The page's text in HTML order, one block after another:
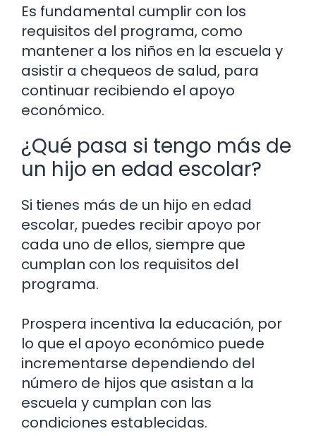
Es fundamental cumplir con los
requisitos del programa, como
mantener a los niños en la escuela y
asistir a chequeos de salud, para
continuar recibiendo el apoyo
económico.
¿Qué pasa si tengo más de
un hijo en edad escolar?
Si tienes más de un hijo en edad
escolar, puedes recibir apoyo por
cada uno de ellos, siempre que
cumplan con los requisitos del
programa.
Prospera incentiva la educación, por
lo que el apoyo económico puede
incrementarse dependiendo del
número de hijos que asistan a la
escuela y cumplan con las
condiciones establecidas.